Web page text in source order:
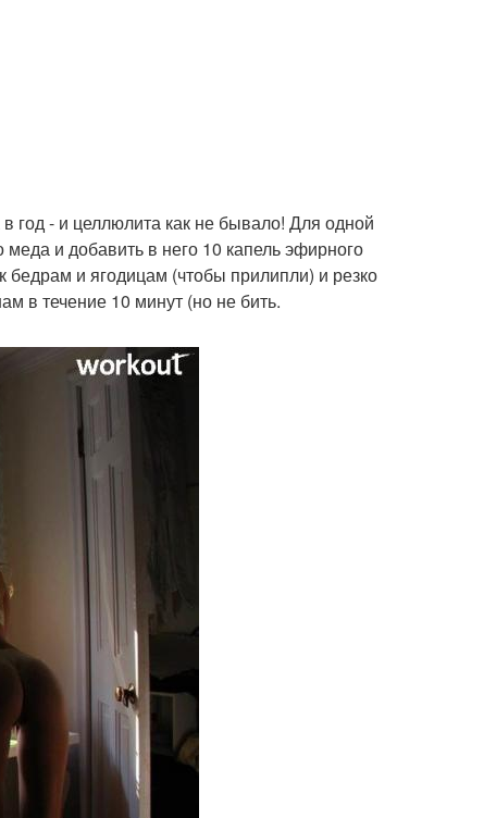
год - и целлюлита как не бывало! Для одной
и добавить в него 10 капель эфирного
и ягодицам (чтобы прилипли) и резко
в течение 10 минут (но не бить.